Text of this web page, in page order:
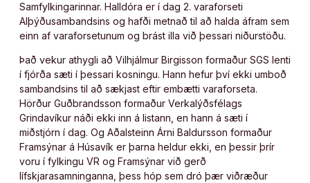
Samfylkingarinnar. Halldóra er í dag 2. varaforseti
Alþýðusambandsins og hafði metnað til að halda áfram sem
einn af varaforsetunum og brást illa við þessari niðurstöðu.
Það vekur athygli að Vilhjálmur Birgisson formaður SGS lenti
í fjórða sæti í þessari kosningu. Hann hefur því ekki umboð
sambandsins til að sækjast eftir embætti varaforseta.
Hörður Guðbrandsson formaður Verkalýðsfélags
Grindavíkur náði ekki inn á listann, en hann á sæti í
miðstjórn í dag. Og Aðalsteinn Árni Baldursson formaður
Framsýnar á Húsavík er þarna heldur ekki, en þessir þrír
voru í fylkingu VR og Framsýnar við gerð
lífskjarasamninganna, þess hóp sem dró þær viðræður